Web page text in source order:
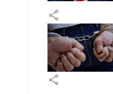
share
share